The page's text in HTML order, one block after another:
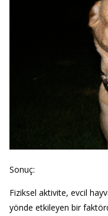
Sonuç:
Fiziksel aktivite, evcil
yönde etkileyen bir